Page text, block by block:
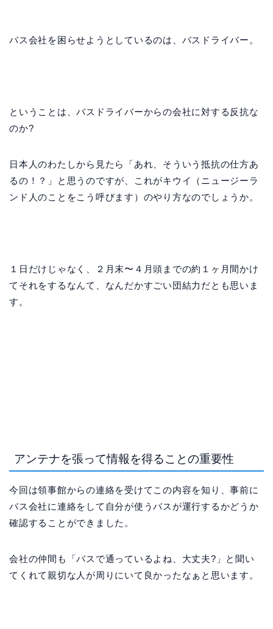
バス会社を困らせようとしているのは、バスドライバー。
ということは、バスドライバーからの会社に対する反抗な
のか?
日本人のわたしから見たら「あれ、そういう抵抗の仕方あ
るの！？」と思うのですが、これがキウイ（ニュージーラ
ンド人のことをこう呼びます）のやり方なのでしょうか。
１日だけじゃなく、２月末〜４月頭までの約１ヶ月間かけ
てそれをするなんて、なんだかすごい団結力だとも思いま
す。
アンテナを張って情報を得ることの重要性
今回は領事館からの連絡を受けてこの内容を知り、事前に
バス会社に連絡をして自分が使うバスが運行するかどうか
確認することができました。
会社の仲間も「バスで通っているよね、大丈夫?」と聞い
てくれて親切な人が周りにいて良かったなぁと思います。